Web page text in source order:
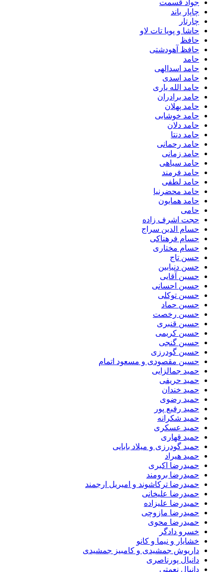
جواد قسمت
چاپار باند
چارتار
حاشا و پویا تات لاو
حافظ
حافظ آهودشتی
حامد
حامد اسدالهی
حامد اسدی
حامد الله یاری
حامد برادران
حامد پهلان
حامد خوشابی
حامد دلان
حامد دنتا
حامد رحمانی
حامد زمانی
حامد سیاهی
حامد فرمند
حامد لطفی
حامد محضرنیا
حامد همایون
حامی
حجت اشرف زاده
حسام الدین سراج
حسام فرهناکی
حسام مختاری
حسن تاج
حسن دنیابین
حسین آقایی
حسین احسانی
حسین توکلی
حسین حماد
حسین رخصت
حسین قنبری
حسین کریمی
حسین گنجی
حسین گودرزی
حسین مقصودی و مسعود اتمام
حمید جمالزایی
حمید حریفی
حمید خندان
حمید رضوی
حمید رفیع پور
حمید شکرانه
حمید عسکری
حمید قهاری
حمید گودرزی و میلاد بابایی
حمید هیراد
حمیدرضا اکبری
حمیدرضا برومند
حمیدرضا ترکاشوند و امیریل ارجمند
حمیدرضا علیخانی
حمیدرضا علیزاده
حمیدرضا مازوچی
حمیدرضا محوی
خسرو دادگر
خشایار و نیما و کانو
داریوش جمشیدی و کامبیز جمشیدی
دانیال پورناصری
دانیال نعمتی